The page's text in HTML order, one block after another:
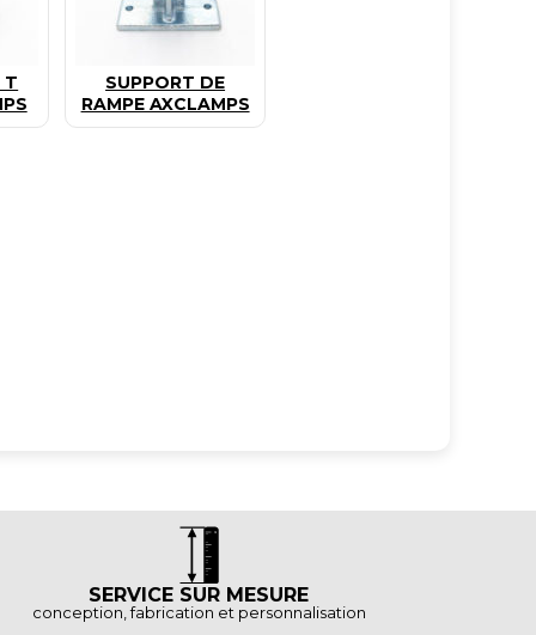
T
SUPPORT DE
RAMPE AXCLAMPS
SERVICE SUR MESURE
conception, fabrication et personnalisation